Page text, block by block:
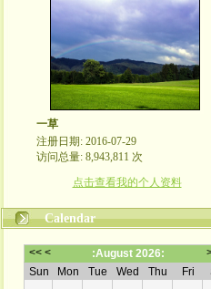
一草
注册日期: 2016-07-29
访问总量: 8,943,811 次
点击查看我的个人资料
Calendar